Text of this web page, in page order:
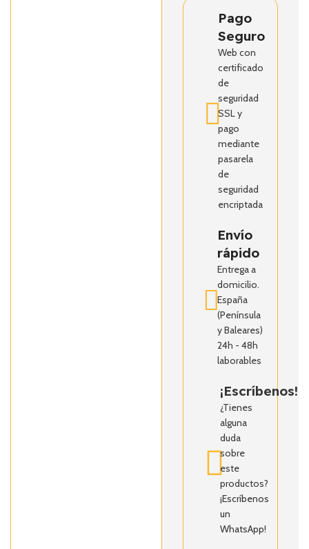
Pago
Seguro
Web con
certificado
de
seguridad
SSL y
pago
mediante
pasarela
de
seguridad
encriptada
Envío
rápido
Entrega a
domicilio.
España
(Península
y Baleares)
24h - 48h
laborables
¡Escríbenos!
¿Tienes
alguna
duda
sobre
este
productos?
¡Escríbenos
un
WhatsApp!